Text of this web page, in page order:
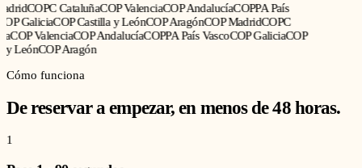
COPC CataluñaCOP ValenciaCOP AndalucíaCOPPA País
GaliciaCOP Castilla y LeónCOP AragónCOP MadridCOPC
COP ValenciaCOP AndalucíaCOPPA País VascoCOP GaliciaCOP
LeónCOP Aragón
Cómo funciona
De reservar a empezar, en menos de 48 horas.
1